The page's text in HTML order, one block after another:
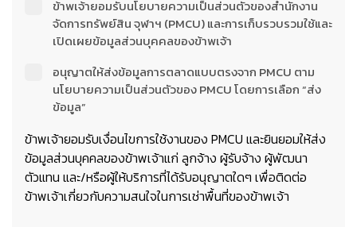
ข้าพเจ้ายอมรับนโยบายความเป็นส่วนตัวของสำนักงาน
จัดการทรัพย์สิน จุฬาฯ (PMCU) และการเก็บรวบรวมใช้และ
เปิดเผยข้อมูลส่วนบุคคลของข้าพเจ้า
อนุญาตให้ส่งข้อมูลการตลาดแบบตรงจาก PMCU ตาม
นโยบายความเป็นส่วนตัวของ PMCU โดยการเลือก “ส่ง
ข้อมูล”
ข้าพเจ้ายอมรับเงื่อนไขการใช้งานของ PMCU และยินยอมให้ส่ง
ข้อมูลส่วนบุคคลของข้าพเจ้าแก่ ลูกจ้าง ผู้รับจ้าง ผู้พัฒนา
ตัวแทน และ/หรือผู้ให้บริการที่ได้รับอนุญาตใดๆ เพื่อติดต่อ
ข้าพเจ้าเกี่ยวกับความสนใจในการเช่าพื้นที่ของข้าพเจ้า